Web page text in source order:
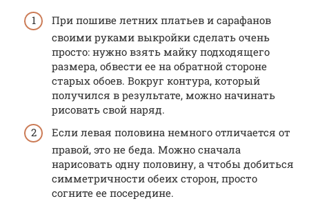
При пошиве летних платьев и сарафанов
своими руками выкройки сделать очень
просто: нужно взять майку подходящего
размера, обвести ее на обратной стороне
старых обоев. Вокруг контура, который
получился в результате, можно начинать
рисовать свой наряд.
Если левая половина немного отличается от
правой, это не беда. Можно сначала
нарисовать одну половину, а чтобы добиться
симметричности обеих сторон, просто
согните ее посередине.